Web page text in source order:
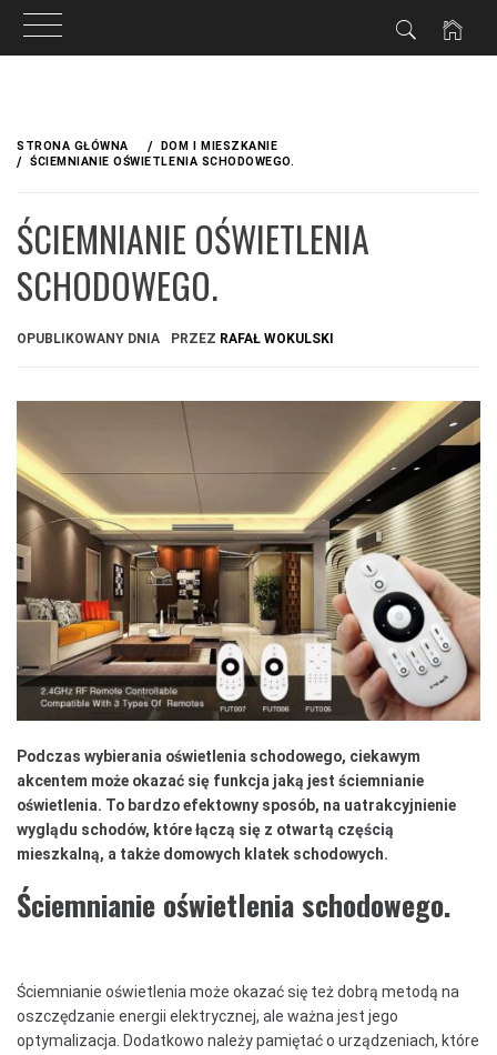
treściSTRONA GŁÓWNA
DOM I MIESZKANIE
ŚCIEMNIANIE OŚWIETLENIA SCHODOWEGO.
ŚCIEMNIANIE OŚWIETLENIA
SCHODOWEGO.
OPUBLIKOWANY DNIA PRZEZ RAFAŁ WOKULSKI
Podczas wybierania oświetlenia schodowego, ciekawym
akcentem może okazać się funkcja jaką jest ściemnianie
oświetlenia. To bardzo efektowny sposób, na uatrakcyjnienie
wyglądu schodów, które łączą się z otwartą częścią
mieszkalną, a także domowych klatek schodowych.
Ściemnianie oświetlenia schodowego.
Ściemnianie oświetlenia może okazać się też dobrą metodą na
oszczędzanie energii elektrycznej, ale ważna jest jego
optymalizacja. Dodatkowo należy pamiętać o urządzeniach, które